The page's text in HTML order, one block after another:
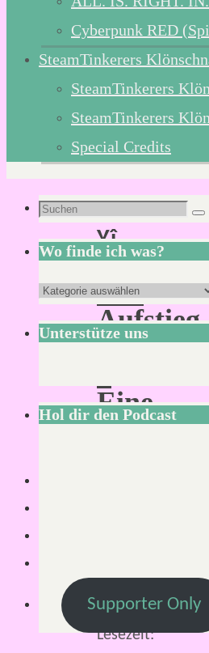
Cyberpunk RED
SteamTinkerers
SteamTinkerers
SteamTinkerers
Special Credits
Schlagwort:
Yî
Der
Aufstieg
Thions
Eine
epische
Lesezeit:
Suchen
nach:
Wo finde ich was?
Wo
finde
ich
Unterstütze uns
Hol dir den Podcast
Supporter Only